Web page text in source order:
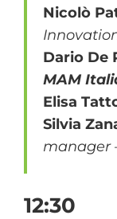
Nicolò
Dario De
MAM
Elisa
Silvia
manager
12:30